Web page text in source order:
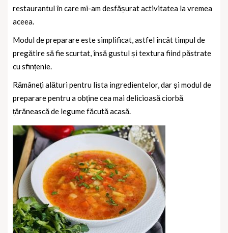
restaurantul în care mi-am desfășurat activitatea la vremea
aceea.
Modul de preparare este simplificat, astfel încât timpul de
pregătire să fie scurtat, însă gustul și textura fiind păstrate
cu sfințenie.
Rămâneți alături pentru lista ingredientelor, dar și modul de
preparare pentru a obține cea mai delicioasă ciorbă
țărănească de legume făcută acasă.